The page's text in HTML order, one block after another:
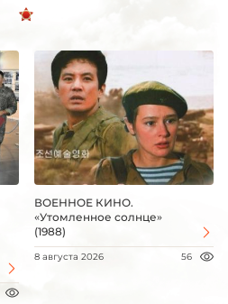
ВОЕННОЕ КИНО.
«Утомленное солнце»
(1988)
8 августа 2026 56